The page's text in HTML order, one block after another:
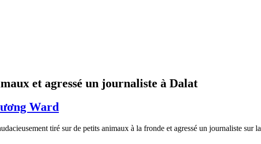
et agressé un journaliste à Dalat
Ward
tiré sur de petits animaux à la fronde et agressé un journaliste sur la